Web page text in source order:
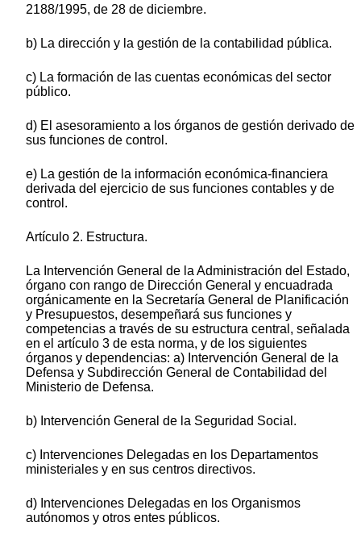
2188/1995, de 28 de diciembre.
b) La dirección y la gestión de la contabilidad pública.
c) La formación de las cuentas económicas del sector
público.
d) El asesoramiento a los órganos de gestión derivado de
sus funciones de control.
e) La gestión de la información económica-financiera
derivada del ejercicio de sus funciones contables y de
control.
Artículo 2. Estructura.
La Intervención General de la Administración del Estado,
órgano con rango de Dirección General y encuadrada
orgánicamente en la Secretaría General de Planificación
y Presupuestos, desempeñará sus funciones y
competencias a través de su estructura central, señalada
en el artículo 3 de esta norma, y de los siguientes
órganos y dependencias: a) Intervención General de la
Defensa y Subdirección General de Contabilidad del
Ministerio de Defensa.
b) Intervención General de la Seguridad Social.
c) Intervenciones Delegadas en los Departamentos
ministeriales y en sus centros directivos.
d) Intervenciones Delegadas en los Organismos
autónomos y otros entes públicos.